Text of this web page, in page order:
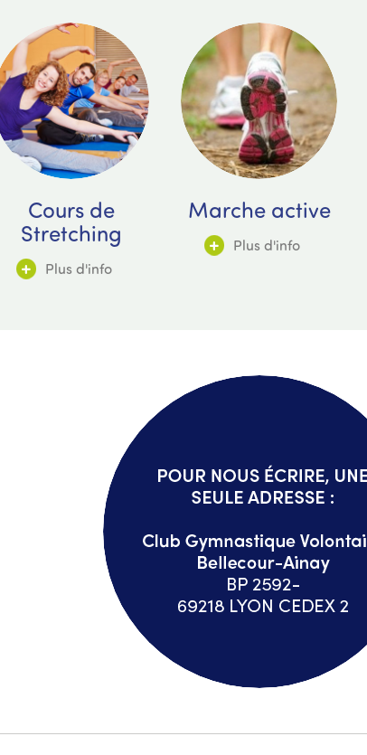
Cours de
Stretching
Plus d'info
Marche active
Plus d'info